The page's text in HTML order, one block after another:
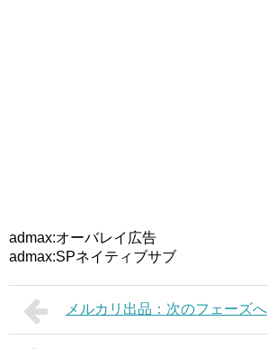
admax:オーバレイ広告
admax:SPネイティブサブ
メルカリ出品：次のフェーズへ